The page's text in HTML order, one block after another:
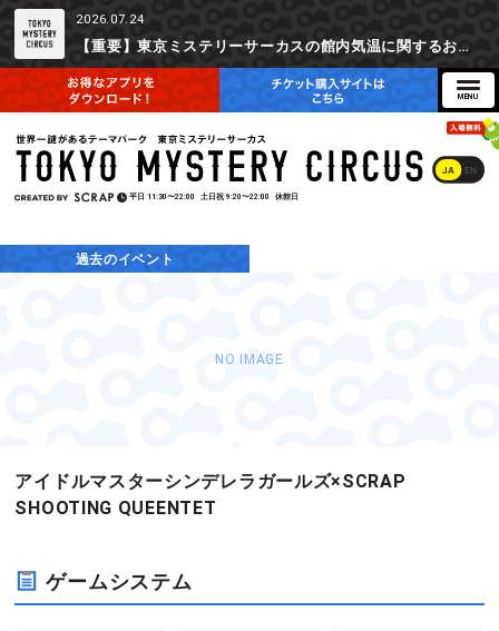
2026.07.24
【重要】東京ミステリーサーカスの館内気温に関するお詫びとご参加辞退時の返金対応について
JA EN
平日 11:30〜22:00 土日祝 9:20〜22:00 休館日
過去のイベント
NO IMAGE
アイドルマスターシンデレラガールズ×SCRAP
SHOOTING QUEENTET
ゲームシステム